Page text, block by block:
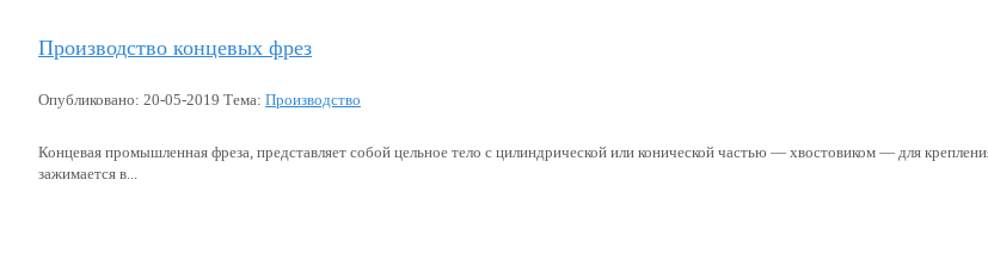
Производство концевых фрез
Опубликовано: 20-05-2019 Тема: Производство
Концевая промышленная фреза, представляет собой цельное тело с цилиндрической или конической частью — хвостовиком — для
зажимается в...